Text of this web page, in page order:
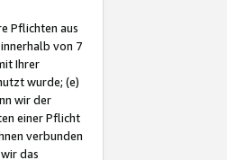
Pflichten aus
von 7
Ihrer
wurde; (e)
wir der
einer Pflicht
verbunden
das